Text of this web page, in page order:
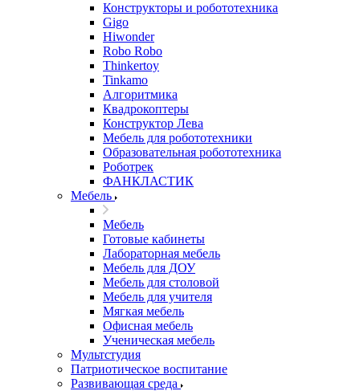
Конструкторы и робототехника
Gigo
Hiwonder
Robo Robo
Thinkertoy
Tinkamo
Алгоритмика
Квадрокоптеры
Конструктор Лева
Мебель для робототехники
Образовательная робототехника
Роботрек
ФАНКЛАСТИК
Мебель
Мебель
Готовые кабинеты
Лабораторная мебель
Мебель для ДОУ
Мебель для столовой
Мебель для учителя
Мягкая мебель
Офисная мебель
Ученическая мебель
Мультстудия
Патриотическое воспитание
Развивающая среда